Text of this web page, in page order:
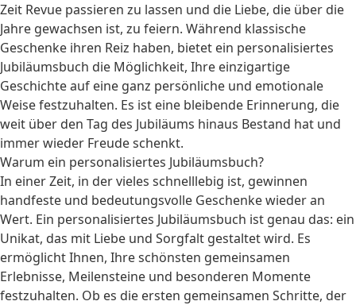
Zeit Revue passieren zu lassen und die Liebe, die über die
Jahre gewachsen ist, zu feiern. Während klassische
Geschenke ihren Reiz haben, bietet ein personalisiertes
Jubiläumsbuch die Möglichkeit, Ihre einzigartige
Geschichte auf eine ganz persönliche und emotionale
Weise festzuhalten. Es ist eine bleibende Erinnerung, die
weit über den Tag des Jubiläums hinaus Bestand hat und
immer wieder Freude schenkt.
Warum ein personalisiertes Jubiläumsbuch?
In einer Zeit, in der vieles schnelllebig ist, gewinnen
handfeste und bedeutungsvolle Geschenke wieder an
Wert. Ein personalisiertes Jubiläumsbuch ist genau das: ein
Unikat, das mit Liebe und Sorgfalt gestaltet wird. Es
ermöglicht Ihnen, Ihre schönsten gemeinsamen
Erlebnisse, Meilensteine und besonderen Momente
festzuhalten. Ob es die ersten gemeinsamen Schritte, der